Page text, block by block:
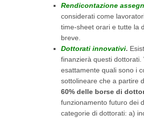
Rendicontazione
considerati come
time‐sheet orari e tutte la
breve.
Dottorati innovativi.
finanzierà questi
esattamente quali sono i
sottolineare che a partire
60% delle borse di
funzionamento futuro dei
categorie di dottorati: a)